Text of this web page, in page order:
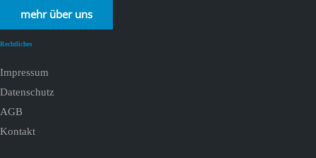
mehr über uns
Rechtliches
Impressum
Datenschutz
AGB
Kontakt